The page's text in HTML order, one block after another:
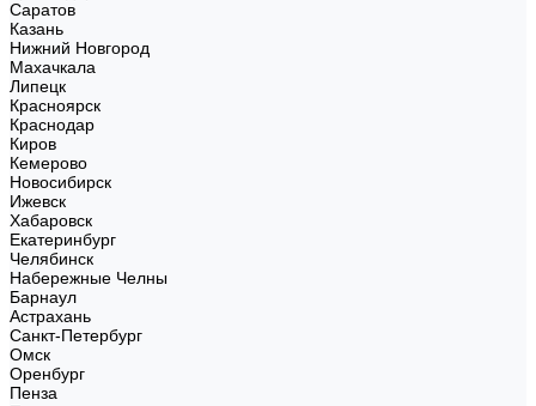
Саратов
Казань
Нижний Новгород
Махачкала
Липецк
Красноярск
Краснодар
Киров
Кемерово
Новосибирск
Ижевск
Хабаровск
Екатеринбург
Челябинск
Набережные Челны
Барнаул
Астрахань
Санкт-Петербург
Омск
Оренбург
Пенза